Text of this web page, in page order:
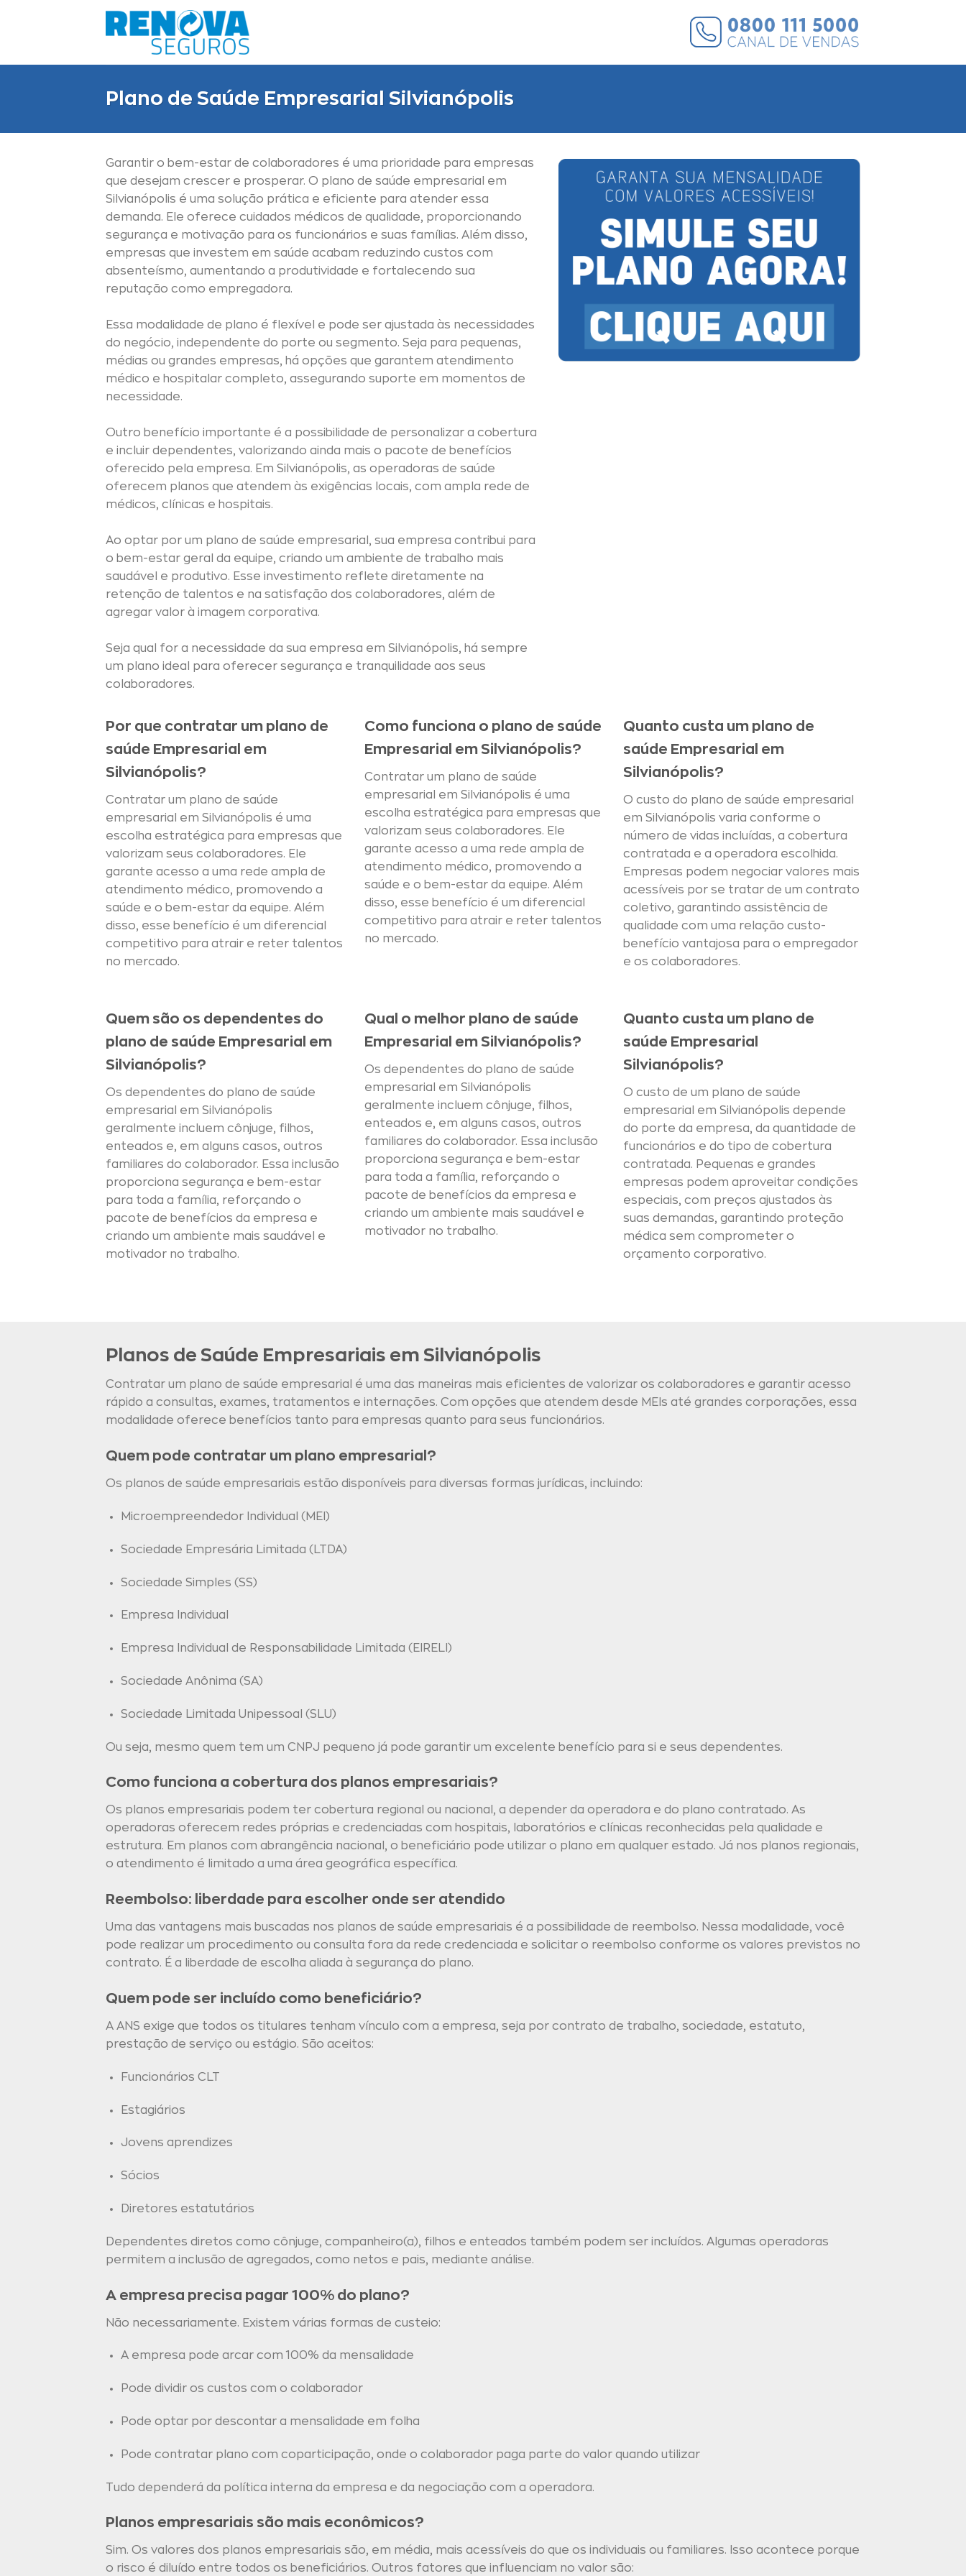
Plano de Saúde Empresarial Silvianópolis
Garantir o bem-estar de colaboradores é uma prioridade para empresas
que desejam crescer e prosperar. O plano de saúde empresarial em
Silvianópolis é uma solução prática e eficiente para atender essa
demanda. Ele oferece cuidados médicos de qualidade, proporcionando
segurança e motivação para os funcionários e suas famílias. Além disso,
empresas que investem em saúde acabam reduzindo custos com
absenteísmo, aumentando a produtividade e fortalecendo sua
reputação como empregadora.
Essa modalidade de plano é flexível e pode ser ajustada às necessidades
do negócio, independente do porte ou segmento. Seja para pequenas,
médias ou grandes empresas, há opções que garantem atendimento
médico e hospitalar completo, assegurando suporte em momentos de
necessidade.
Outro benefício importante é a possibilidade de personalizar a cobertura
e incluir dependentes, valorizando ainda mais o pacote de benefícios
oferecido pela empresa. Em Silvianópolis, as operadoras de saúde
oferecem planos que atendem às exigências locais, com ampla rede de
médicos, clínicas e hospitais.
Ao optar por um plano de saúde empresarial, sua empresa contribui para
o bem-estar geral da equipe, criando um ambiente de trabalho mais
saudável e produtivo. Esse investimento reflete diretamente na
retenção de talentos e na satisfação dos colaboradores, além de
agregar valor à imagem corporativa.
Seja qual for a necessidade da sua empresa em Silvianópolis, há sempre
um plano ideal para oferecer segurança e tranquilidade aos seus
colaboradores.
Por que contratar um plano de
saúde Empresarial em
Silvianópolis?
Contratar um plano de saúde
empresarial em Silvianópolis é uma
escolha estratégica para empresas que
valorizam seus colaboradores. Ele
garante acesso a uma rede ampla de
atendimento médico, promovendo a
saúde e o bem-estar da equipe. Além
disso, esse benefício é um diferencial
competitivo para atrair e reter talentos
no mercado.
Como funciona o plano de saúde
Empresarial em Silvianópolis?
Contratar um plano de saúde
empresarial em Silvianópolis é uma
escolha estratégica para empresas que
valorizam seus colaboradores. Ele
garante acesso a uma rede ampla de
atendimento médico, promovendo a
saúde e o bem-estar da equipe. Além
disso, esse benefício é um diferencial
competitivo para atrair e reter talentos
no mercado.
Quanto custa um plano de
saúde Empresarial em
Silvianópolis?
O custo do plano de saúde empresarial
em Silvianópolis varia conforme o
número de vidas incluídas, a cobertura
contratada e a operadora escolhida.
Empresas podem negociar valores mais
acessíveis por se tratar de um contrato
coletivo, garantindo assistência de
qualidade com uma relação custo-
benefício vantajosa para o empregador
e os colaboradores.
Quem são os dependentes do
plano de saúde Empresarial em
Silvianópolis?
Os dependentes do plano de saúde
empresarial em Silvianópolis
geralmente incluem cônjuge, filhos,
enteados e, em alguns casos, outros
familiares do colaborador. Essa inclusão
proporciona segurança e bem-estar
para toda a família, reforçando o
pacote de benefícios da empresa e
criando um ambiente mais saudável e
motivador no trabalho.
Qual o melhor plano de saúde
Empresarial em Silvianópolis?
Os dependentes do plano de saúde
empresarial em Silvianópolis
geralmente incluem cônjuge, filhos,
enteados e, em alguns casos, outros
familiares do colaborador. Essa inclusão
proporciona segurança e bem-estar
para toda a família, reforçando o
pacote de benefícios da empresa e
criando um ambiente mais saudável e
motivador no trabalho.
Quanto custa um plano de
saúde Empresarial
Silvianópolis?
O custo de um plano de saúde
empresarial em Silvianópolis depende
do porte da empresa, da quantidade de
funcionários e do tipo de cobertura
contratada. Pequenas e grandes
empresas podem aproveitar condições
especiais, com preços ajustados às
suas demandas, garantindo proteção
médica sem comprometer o
orçamento corporativo.
Planos de Saúde Empresariais em Silvianópolis
Contratar um plano de saúde empresarial é uma das maneiras mais eficientes de valorizar os colaboradores e garantir acesso
rápido a consultas, exames, tratamentos e internações. Com opções que atendem desde MEIs até grandes corporações, essa
modalidade oferece benefícios tanto para empresas quanto para seus funcionários.
Quem pode contratar um plano empresarial?
Os planos de saúde empresariais estão disponíveis para diversas formas jurídicas, incluindo:
Microempreendedor Individual (MEI)
Sociedade Empresária Limitada (LTDA)
Sociedade Simples (SS)
Empresa Individual
Empresa Individual de Responsabilidade Limitada (EIRELI)
Sociedade Anônima (SA)
Sociedade Limitada Unipessoal (SLU)
Ou seja, mesmo quem tem um CNPJ pequeno já pode garantir um excelente benefício para si e seus dependentes.
Como funciona a cobertura dos planos empresariais?
Os planos empresariais podem ter cobertura regional ou nacional, a depender da operadora e do plano contratado. As
operadoras oferecem redes próprias e credenciadas com hospitais, laboratórios e clínicas reconhecidas pela qualidade e
estrutura. Em planos com abrangência nacional, o beneficiário pode utilizar o plano em qualquer estado. Já nos planos regionais,
o atendimento é limitado a uma área geográfica específica.
Reembolso: liberdade para escolher onde ser atendido
Uma das vantagens mais buscadas nos planos de saúde empresariais é a possibilidade de reembolso. Nessa modalidade, você
pode realizar um procedimento ou consulta fora da rede credenciada e solicitar o reembolso conforme os valores previstos no
contrato. É a liberdade de escolha aliada à segurança do plano.
Quem pode ser incluído como beneficiário?
A ANS exige que todos os titulares tenham vínculo com a empresa, seja por contrato de trabalho, sociedade, estatuto,
prestação de serviço ou estágio. São aceitos:
Funcionários CLT
Estagiários
Jovens aprendizes
Sócios
Diretores estatutários
Dependentes diretos como cônjuge, companheiro(a), filhos e enteados também podem ser incluídos. Algumas operadoras
permitem a inclusão de agregados, como netos e pais, mediante análise.
A empresa precisa pagar 100% do plano?
Não necessariamente. Existem várias formas de custeio:
A empresa pode arcar com 100% da mensalidade
Pode dividir os custos com o colaborador
Pode optar por descontar a mensalidade em folha
Pode contratar plano com coparticipação, onde o colaborador paga parte do valor quando utilizar
Tudo dependerá da política interna da empresa e da negociação com a operadora.
Planos empresariais são mais econômicos?
Sim. Os valores dos planos empresariais são, em média, mais acessíveis do que os individuais ou familiares. Isso acontece porque
o risco é diluído entre todos os beneficiários. Outros fatores que influenciam no valor são: